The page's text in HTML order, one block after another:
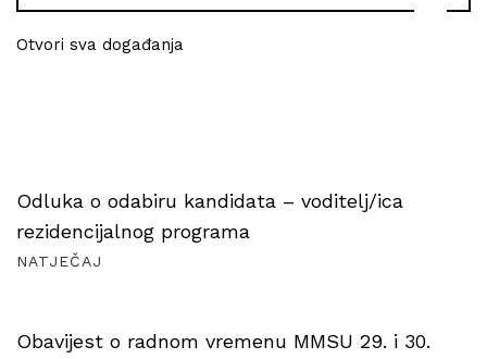
Otvori sva događanja
Odluka o odabiru kandidata – voditelj/ica
rezidencijalnog programa
NATJEČAJ
Obavijest o radnom vremenu MMSU 29. i 30.